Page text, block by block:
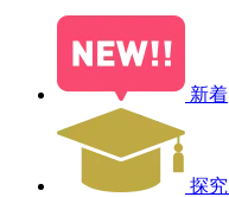
新着
探究